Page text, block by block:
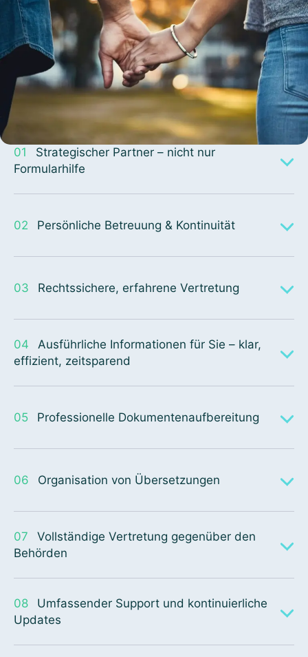
01
Strategischer Partner – nicht nur
Formularhilfe
02 Persönliche Betreuung & Kontinuität
03 Rechtssichere, erfahrene Vertretung
04
Ausführliche Informationen für Sie – klar,
effizient, zeitsparend
05 Professionelle Dokumentenaufbereitung
06 Organisation von Übersetzungen
07
Vollständige Vertretung gegenüber den
Behörden
08
Umfassender Support und kontinuierliche
Updates